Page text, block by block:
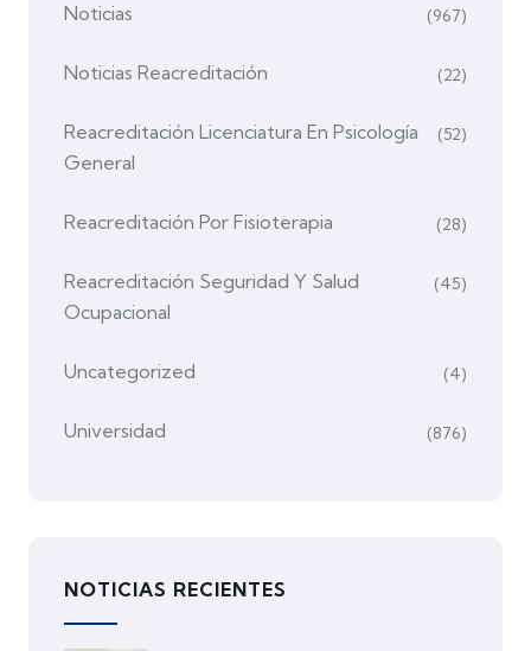
Noticias (967)
Noticias Reacreditación (22)
Reacreditación Licenciatura En Psicología
General
(52)
Reacreditación Por Fisioterapia (28)
Reacreditación Seguridad Y Salud
Ocupacional
(45)
Uncategorized (4)
Universidad (876)
NOTICIAS RECIENTES